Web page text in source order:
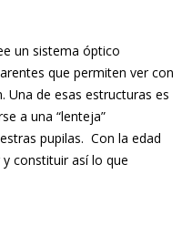
un sistema óptico
que permiten ver con
Una de esas estructuras es
a una “lenteja”
pupilas. Con la edad
constituir así lo que